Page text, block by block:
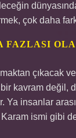
çok daha
FAZLASI
çıkacak
kavram değil,
Ya insanlar
ismi gibi